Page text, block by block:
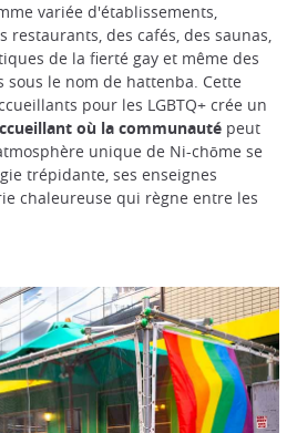
variée d'établissements,
restaurants, des cafés, des saunas,
de la fierté gay et même des
sous le nom de hattenba. Cette
pour les LGBTQ+ crée un
où la communauté peut
unique de Ni-chōme se
trépidante, ses enseignes
chaleureuse qui règne entre les